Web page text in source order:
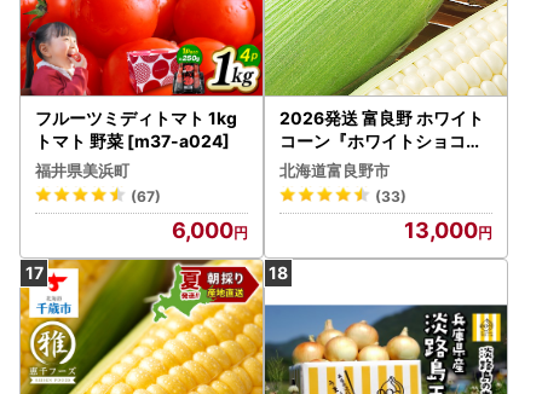
フルーツミディトマト 1kg
トマト 野菜 [m37-a024]
福井県美浜町
(67)
6,000
2026発送 富良野 ホワイト
コーン『ホワイトショコラ
』2L10本 とうもろこし
北海道富良野市
(33)
13,000